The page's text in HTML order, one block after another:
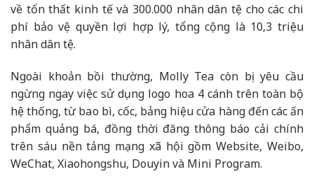
về tổn thất kinh tế và 300.000 nhân dân tệ cho các chi
phí bảo vệ quyền lợi hợp lý, tổng cộng là 10,3 triệu
nhân dân tệ.
Ngoài khoản bồi thường, Molly Tea còn bị yêu cầu
ngừng ngay việc sử dụng logo hoa 4 cánh trên toàn bộ
hệ thống, từ bao bì, cốc, bảng hiệu cửa hàng đến các ấn
phẩm quảng bá, đồng thời đăng thông báo cải chính
trên sáu nền tảng mạng xã hội gồm Website, Weibo,
WeChat, Xiaohongshu, Douyin và Mini Program.